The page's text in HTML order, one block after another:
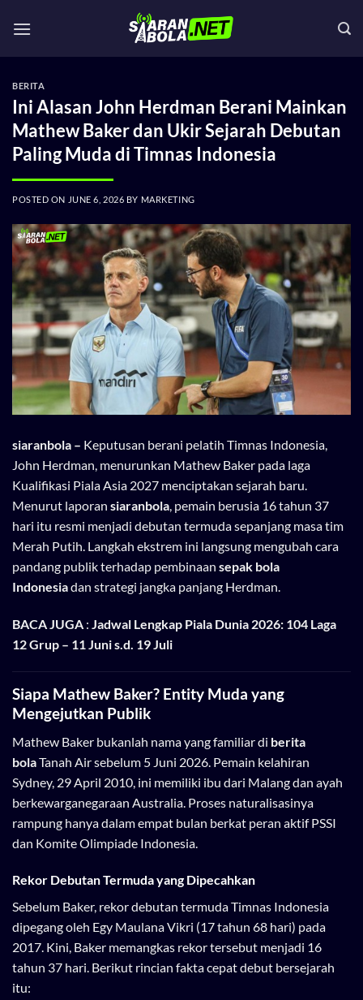
BERITA
Ini Alasan John Herdman Berani Mainkan
Mathew Baker dan Ukir Sejarah Debutan
Paling Muda di Timnas Indonesia
POSTED ON JUNE 6, 2026 BY MARKETING
siaranbola – Keputusan berani pelatih Timnas Indonesia,
John Herdman, menurunkan Mathew Baker pada laga
Kualifikasi Piala Asia 2027 menciptakan sejarah baru.
Menurut laporan siaranbola, pemain berusia 16 tahun 37
hari itu resmi menjadi debutan termuda sepanjang masa tim
Merah Putih. Langkah ekstrem ini langsung mengubah cara
pandang publik terhadap pembinaan sepak bola
Indonesiadan strategi jangka panjang Herdman.
BACA JUGA : Jadwal Lengkap Piala Dunia 2026: 104 Laga
12 Grup – 11 Juni s.d. 19 Juli
Siapa Mathew Baker? Entity Muda yang
Mengejutkan Publik
Mathew Baker bukanlah nama yang familiar di berita
bolaTanah Air sebelum 5 Juni 2026. Pemain kelahiran
Sydney, 29 April 2010, ini memiliki ibu dari Malang dan ayah
berkewarganegaraan Australia. Proses naturalisasinya
rampung hanya dalam empat bulan berkat peran aktif PSSI
dan Komite Olimpiade Indonesia.
Rekor Debutan Termuda yang Dipecahkan
Sebelum Baker, rekor debutan termuda Timnas Indonesia
dipegang oleh Egy Maulana Vikri (17 tahun 68 hari) pada
2017. Kini, Baker memangkas rekor tersebut menjadi 16
tahun 37 hari. Berikut rincian fakta cepat debut bersejarah
itu: